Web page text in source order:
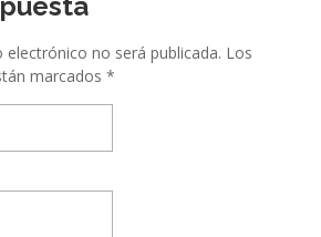
no será publicada. Los
marcados *